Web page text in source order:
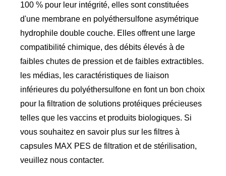
100 % pour leur intégrité, elles sont constituées
d'une membrane en polyéthersulfone asymétrique
hydrophile double couche. Elles offrent une large
compatibilité chimique, des débits élevés à de
faibles chutes de pression et de faibles extractibles.
les médias, les caractéristiques de liaison
inférieures du polyéthersulfone en font un bon choix
pour la filtration de solutions protéiques précieuses
telles que les vaccins et produits biologiques. Si
vous souhaitez en savoir plus sur les filtres à
capsules MAX PES de filtration et de stérilisation,
veuillez nous contacter.